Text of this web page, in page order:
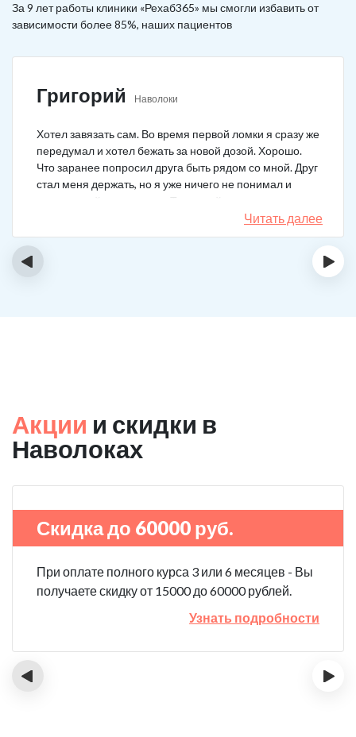
За 9 лет работы клиники «Рехаб365» мы смогли избавить от
зависимости более 85%, наших пациентов
Григорий Наволоки
Хотел завязать сам. Во время первой ломки я сразу же
передумал и хотел бежать за новой дозой. Хорошо.
Что заранее попросил друга быть рядом со мной. Друг
стал меня держать, но я уже ничего не понимал и
начал силой вырываться. Тогда мой товарищ просто
связан меня и позвонил в клинику. На дом приехал
нарколог, мне сделали какую-то капельницу, после
для прохождения курса реабилитации, так я и сделал.
Читать далее
‹ ›
Акции и скидки в
Наволоках
Скидка до 60000 руб.
При оплате полного курса 3 или 6 месяцев - Вы
получаете скидку от 15000 до 60000 рублей.
Узнать подробности
‹ ›